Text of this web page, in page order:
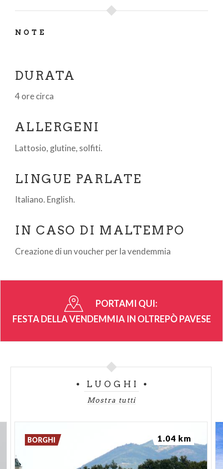
NOTE
DURATA
4 ore circa
ALLERGENI
Lattosio, glutine, solfiti.
LINGUE PARLATE
Italiano. English.
IN CASO DI MALTEMPO
Creazione di un voucher per la vendemmia
PORTAMI QUI:
FESTA DELLA VENDEMMIA IN OLTREPÒ PAVESE
LUOGHI
Mostra tutti
BORGHI 1.04 km